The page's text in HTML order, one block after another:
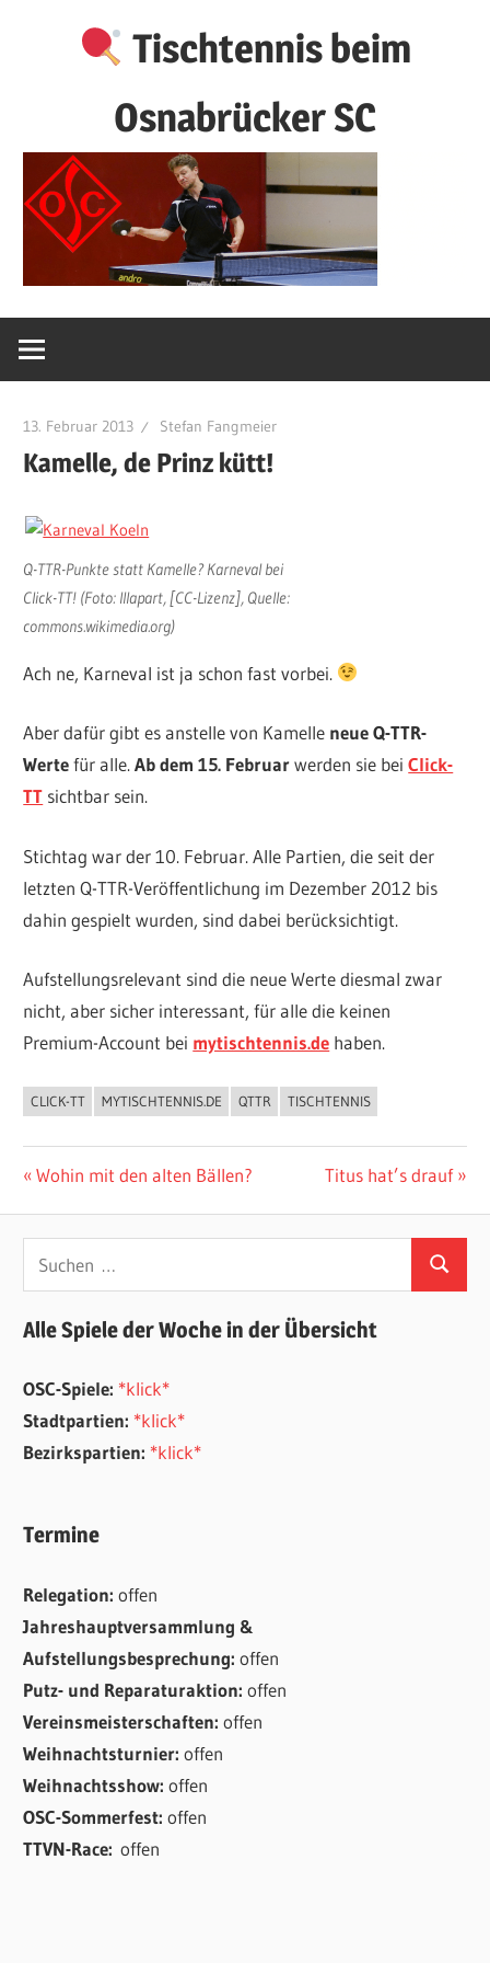
Tischtennis beim
Osnabrücker SC
13. Februar 2013 Stefan Fangmeier
Kamelle, de Prinz kütt!
Q-TTR-Punkte statt Kamelle? Karneval bei
Click-TT! (Foto: Illapart, [CC-Lizenz], Quelle:
commons.wikimedia.org)
Ach ne, Karneval ist ja schon fast vorbei.
Aber dafür gibt es anstelle von Kamelle neue Q-TTR-
Wertefür alle.Ab dem 15. Februarwerden sie beiClick-
TT sichtbar sein.
Stichtag war der 10. Februar. Alle Partien, die seit der
letzten Q-TTR-Veröffentlichung im Dezember 2012 bis
dahin gespielt wurden, sind dabei berücksichtigt.
Aufstellungsrelevant sind die neue Werte diesmal zwar
nicht, aber sicher interessant, für alle die keinen
Premium-Account bei mytischtennis.de haben.
ALLGEMEIN
CLICK-TT MYTISCHTENNIS.DE QTTR TISCHTENNIS
Beitragsnavigation
Vorheriger
Wohin mit den alten Bällen?
Nächster
Titus hat’s drauf
Suchen
Alle Spiele der Woche in der Übersicht
OSC-Spiele: *klick*
Stadtpartien: *klick*
Bezirkspartien: *klick*
Termine
Relegation:offen
Jahreshauptversammlung &
Aufstellungsbesprechung:offen
Putz- und Reparaturaktion:offen
Vereinsmeisterschaften:offen
Weihnachtsturnier:offen
Weihnachtsshow:offen
OSC-Sommerfest:offen
TTVN-Race:offen